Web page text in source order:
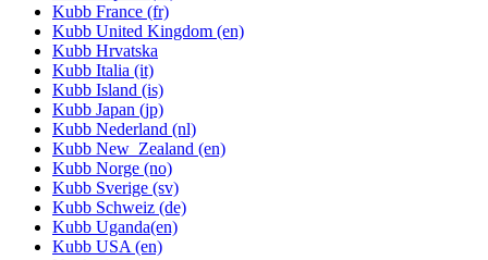
Kubb France (fr)
Kubb United Kingdom (en)
Kubb Hrvatska
Kubb Italia (it)
Kubb Island (is)
Kubb Japan (jp)
Kubb Nederland (nl)
Kubb New_Zealand (en)
Kubb Norge (no)
Kubb Sverige (sv)
Kubb Schweiz (de)
Kubb Uganda(en)
Kubb USA (en)